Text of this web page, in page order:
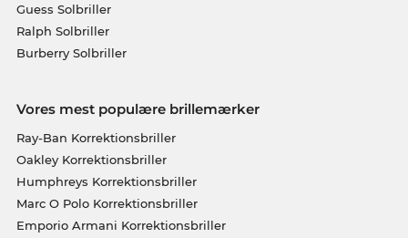
Guess Solbriller
Ralph Solbriller
Burberry Solbriller
Vores mest populære brillemærker
Ray-Ban Korrektionsbriller
Oakley Korrektionsbriller
Humphreys Korrektionsbriller
Marc O Polo Korrektionsbriller
Emporio Armani Korrektionsbriller